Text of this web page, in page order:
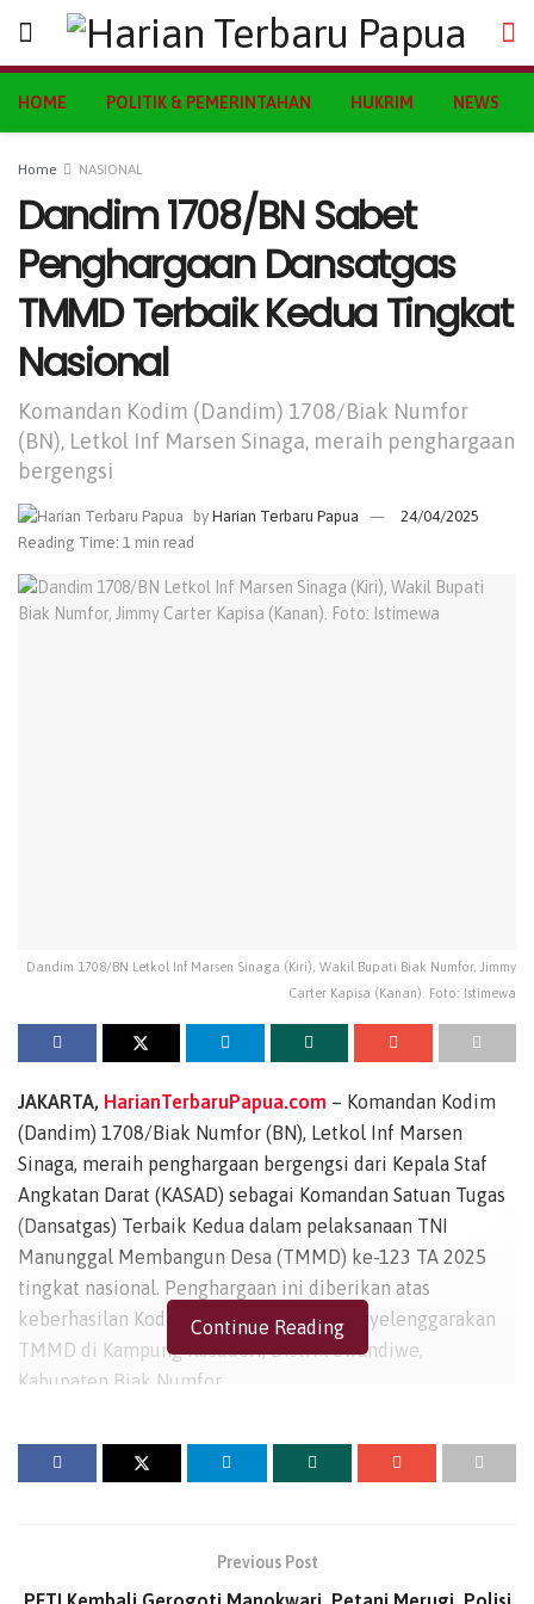
HOME POLITIK & PEMERINTAHAN HUKRIM NEWS
Home NASIONAL
Dandim 1708/BN Sabet
Penghargaan Dansatgas
TMMD Terbaik Kedua Tingkat
Nasional
Komandan Kodim (Dandim) 1708/Biak Numfor
(BN), Letkol Inf Marsen Sinaga, meraih penghargaan
bergengsi
by Harian Terbaru Papua
24/04/2025
Reading Time: 1 min read
Dandim 1708/BN Letkol Inf Marsen Sinaga (Kiri), Wakil Bupati Biak Numfor, Jimmy
Carter Kapisa (Kanan). Foto: Istimewa
JAKARTA, HarianTerbaruPapua.com – Komandan Kodim
(Dandim) 1708/Biak Numfor (BN), Letkol Inf Marsen
Sinaga, meraih penghargaan bergengsi dari Kepala Staf
Angkatan Darat (KASAD) sebagai Komandan Satuan Tugas
(Dansatgas) Terbaik Kedua dalam pelaksanaan TNI
Manunggal Membangun Desa (TMMD) ke-123 TA 2025
tingkat nasional. Penghargaan ini diberikan atas
keberhasilan Kodim 1708/BN dalam menyelenggarakan
TMMD di Kampung Kbsudori, Distrik Swandiwe,
Kabupaten Biak Numfor.
Marsen Sinaga di Aula AH Nasution Mabesad, Jakarta,
Brigjen TNI Taufik Sobri, M. Han.
Continue Reading
Previous Post